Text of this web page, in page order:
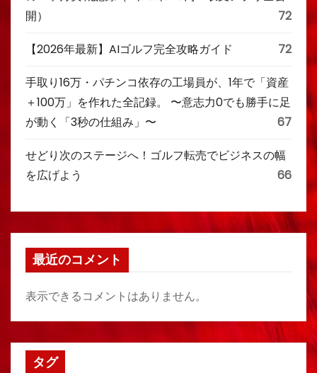
開）
72
【2026年最新】AIゴルフ完全攻略ガイド 72
手取り16万・パチンコ依存の工場員が、1年で「資産
＋100万」を作れた全記録。 〜意志力0でも勝手に足
が動く「3秒の仕組み」〜
67
せどり次のステージへ！ゴルフ転売でビジネスの幅
を広げよう
66
最近のコメント
表示できるコメントはありません。
タグ